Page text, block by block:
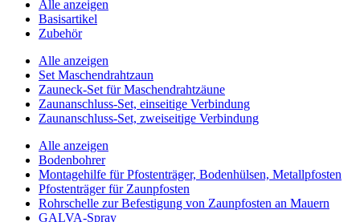
Alle anzeigen
Basisartikel
Zubehör
Alle anzeigen
Set Maschendrahtzaun
Zauneck-Set für Maschendrahtzäune
Zaunanschluss-Set, einseitige Verbindung
Zaunanschluss-Set, zweiseitige Verbindung
Alle anzeigen
Bodenbohrer
Montagehilfe für Pfostenträger, Bodenhülsen, Metallpfosten
Pfostenträger für Zaunpfosten
Rohrschelle zur Befestigung von Zaunpfosten an Mauern
GALVA-Spray